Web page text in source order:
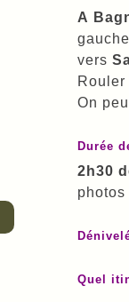
A
vers
On
Durée
2h30
photos
Quel